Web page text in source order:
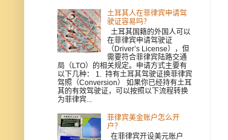
土耳其人在菲律宾申请驾
驶证容易吗？
土耳其国籍的外国人可以
在菲律宾申请驾驶证
（Driver’s License），但
需要符合菲律宾陆路交通
局（LTO）的相关规定。申请方式主要有
以下几种： 1. 持有土耳其驾驶证换菲律宾
驾照（Conversion） 如果你已经持有土耳
其的有效驾驶证，可以按照以下流程转换
为菲律宾...
菲律宾美金账户怎么开
户？
在菲律宾开设美元账户